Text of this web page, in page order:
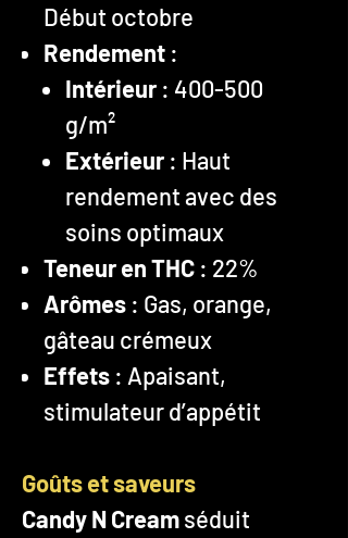
Début octobre
Rendement :
Intérieur : 400-500
g/m²
Extérieur : Haut
rendement avec des
soins optimaux
Teneur en THC : 22%
Arômes : Gas, orange,
gâteau crémeux
Effets : Apaisant,
stimulateur d’appétit
Goûts et saveurs
Candy N Creamséduit